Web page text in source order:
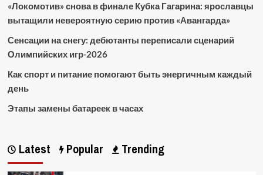
«Локомотив» снова в финале Кубка Гагарина: ярославцы
вытащили невероятную серию против «Авангарда»
Сенсации на снегу: дебютанты переписали сценарий
Олимпийских игр-2026
Как спорт и питание помогают быть энергичным каждый
день
Этапы замены батареек в часах
Latest Popular Trending